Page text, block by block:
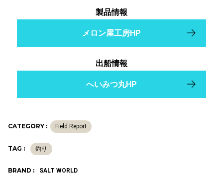
製品情報
メロン屋工房HP
出船情報
へいみつ丸HP
CATEGORY : Field Report
TAG : 釣り
BRAND : SALT WORLD